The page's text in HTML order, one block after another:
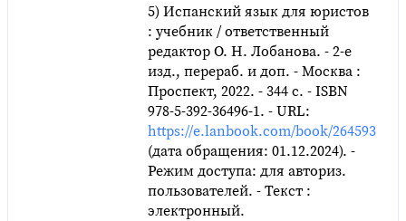
5) Испанский язык для юристов
: учебник / ответственный
редактор О. Н. Лобанова. - 2-е
изд., перераб. и доп. - Москва :
Проспект, 2022. - 344 с. - ISBN
978-5-392-36496-1. - URL:
https://e.lanbook.com/book/264593
(дата обращения: 01.12.2024). -
Режим доступа: для авториз.
пользователей. - Текст :
электронный.